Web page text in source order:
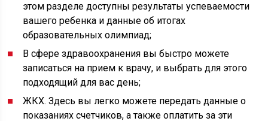
этом разделе доступны результаты успеваемости
вашего ребенка и данные об итогах
образовательных олимпиад;
В сфере здравоохранения вы быстро можете
записаться на прием к врачу, и выбрать для этого
подходящий для вас день;
ЖКХ. Здесь вы легко можете передать данные о
показаниях счетчиков, а также оплатить за эти